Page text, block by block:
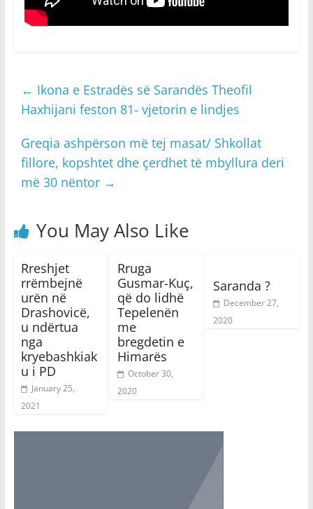
← Ikona e Estradës së Sarandës Theofil
Haxhijani feston 81- vjetorin e lindjes
Greqia ashpërson më tej masat/ Shkollat ​​
fillore, kopshtet dhe çerdhet të mbyllura deri
më 30 nëntor →
You May Also Like
Rreshjet
rrëmbejnë
urën në
Drashovicë,
u ndërtua
nga
kryebashkiak
u i PD
January 25,
2021
Rruga
Gusmar-Kuç,
që do lidhë
Tepelenën
me
bregdetin e
Himarës
October 30,
2020
Saranda ?
December 27,
2020